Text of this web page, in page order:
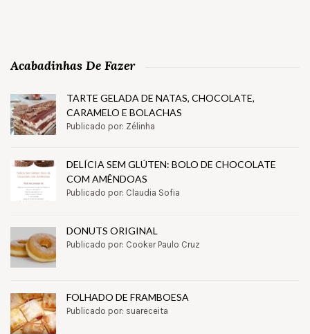
Acabadinhas De Fazer
TARTE GELADA DE NATAS, CHOCOLATE,
CARAMELO E BOLACHAS
Publicado por: Zélinha
DELÍCIA SEM GLÚTEN: BOLO DE CHOCOLATE
COM AMÊNDOAS
Publicado por: Claudia Sofia
DONUTS ORIGINAL
Publicado por: Cooker Paulo Cruz
FOLHADO DE FRAMBOESA
Publicado por: suareceita